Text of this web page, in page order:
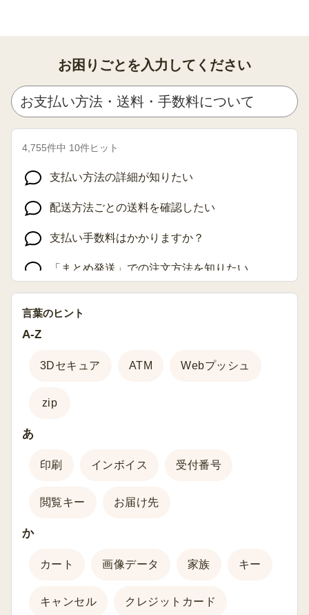
お困りごとを入力してください
4,755件中 10件ヒット
支払い方法の詳細が知りたい
配送方法ごとの送料を確認したい
支払い手数料はかかりますか？
「まとめ発送」での注文方法を知りたい
支払い期限を知りたい
言葉のヒント
A-Z
3Dセキュア ATM Webプッシュ
zip
あ
印刷 インボイス 受付番号
閲覧キー お届け先
か
カート 画像データ 家族 キー
キャンセル クレジットカード